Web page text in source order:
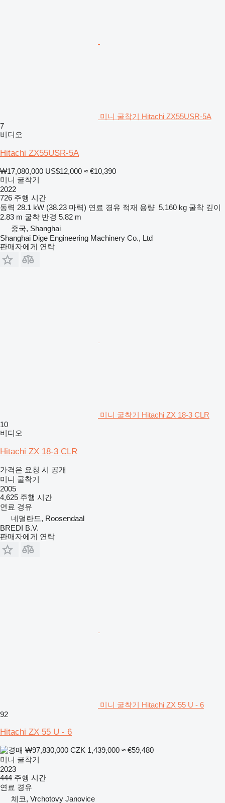
미니 굴착기 Hitachi ZX55USR-5A
7
비디오
Hitachi ZX55USR-5A
₩17,080,000 US$12,000 ≈ €10,390
미니 굴착기
2022
726 주행 시간
동력 28.1 kW (38.23 마력) 연료 경유 적재 용량 5,160 kg 굴착 깊이
2.83 m 굴착 반경 5.82 m
중국, Shanghai
Shanghai Dige Engineering Machinery Co., Ltd
판매자에게 연락
미니 굴착기 Hitachi ZX 18-3 CLR
10
비디오
Hitachi ZX 18-3 CLR
가격은 요청 시 공개
미니 굴착기
2005
4,625 주행 시간
연료 경유
네덜란드, Roosendaal
BREDI B.V.
판매자에게 연락
미니 굴착기 Hitachi ZX 55 U - 6
92
Hitachi ZX 55 U - 6
₩97,830,000 CZK 1,439,000 ≈ €59,480
미니 굴착기
2023
444 주행 시간
연료 경유
체코, Vrchotovy Janovice